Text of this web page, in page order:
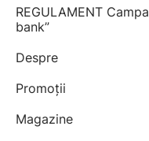
REGULAMENT
bank”
Despre
Promoții
Magazine